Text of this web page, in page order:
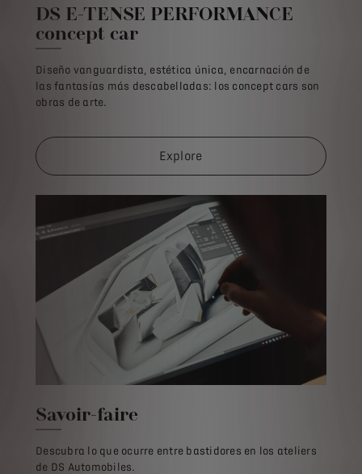
DS E-TENSE PERFORMANCE
concept car
Diseño vanguardista, estética única, encarnación de
las fantasías más descabelladas: los concept cars son
obras de arte.
Explore
Savoir-faire
Descubra lo que ocurre entre bastidores en los ateliers
de DS Automobiles.